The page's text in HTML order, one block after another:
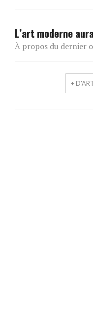
L’art moderne
À propos du dernier
+